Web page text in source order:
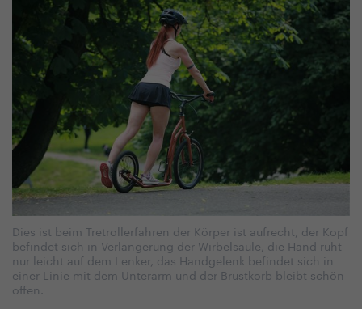
Dies ist beim Tretrollerfahren der Körper ist aufrecht, der Kopf
befindet sich in Verlängerung der Wirbelsäule, die Hand ruht
nur leicht auf dem Lenker, das Handgelenk befindet sich in
einer Linie mit dem Unterarm und der Brustkorb bleibt schön
offen.